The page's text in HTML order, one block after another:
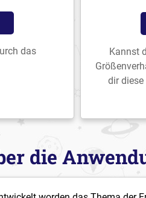
das
Kannst
dir
die